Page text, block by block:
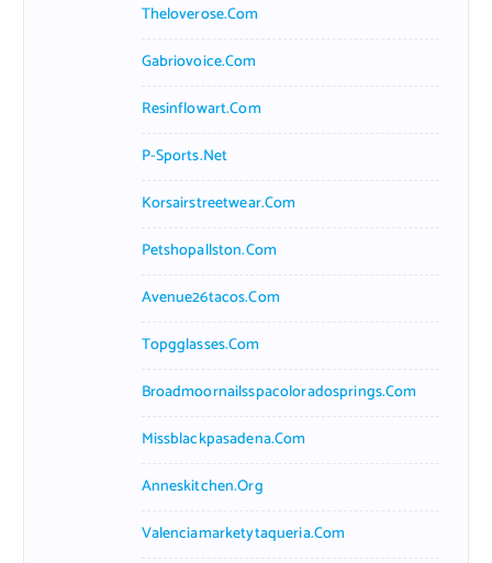
Theloverose.com
Gabriovoice.com
Resinflowart.com
P-Sports.net
Korsairstreetwear.com
Petshopallston.com
Avenue26tacos.com
Topgglasses.com
Broadmoornailsspacoloradosprings.com
Missblackpasadena.com
Anneskitchen.org
Valenciamarketytaqueria.com